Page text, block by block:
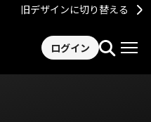
旧デザインに切り替える
ログイン